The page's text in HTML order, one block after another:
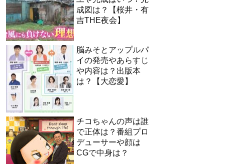
成図は？【桜井・有
吉THE夜会】
脳みそとアップルパ
イの発売やあらすじ
や内容は？出版本
は？【大恋愛】
チコちゃんの声は誰
で正体は？番組プロ
デューサーや顔は
CGで中身は？